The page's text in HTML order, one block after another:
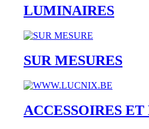
LUMINAIRES
SUR MESURES
ACCESSOIRES